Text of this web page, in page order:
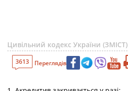
Цивільний кодекс України (ЗМІСТ)
3613 Переглядів